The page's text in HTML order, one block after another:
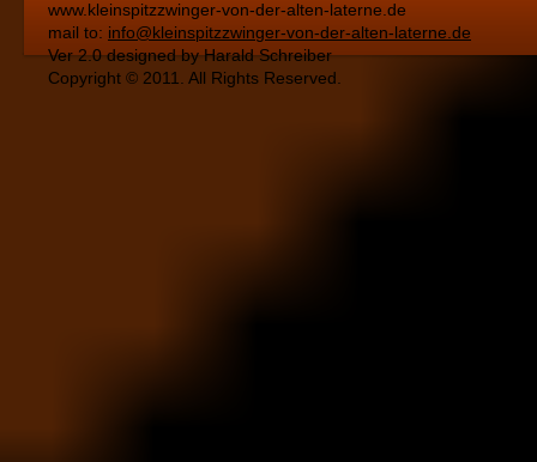
www.kleinspitzzwinger-von-der-alten-laterne.de
mail to: info@kleinspitzzwinger-von-der-alten-laterne.de
Ver 2.0 designed by Harald Schreiber
Copyright © 2011. All Rights Reserved.